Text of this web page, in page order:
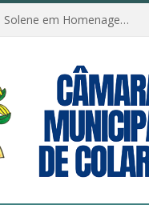
Câmara Municipal de Colares realiza Sessão Solene em Homenagem ao Dia das Mães